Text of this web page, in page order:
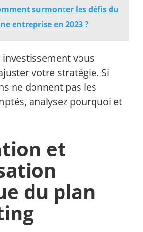
surmonter les défis du
entreprise en 2023 ?
vous
votre stratégie. Si
ne donnent pas les
analysez pourquoi et
et
du plan